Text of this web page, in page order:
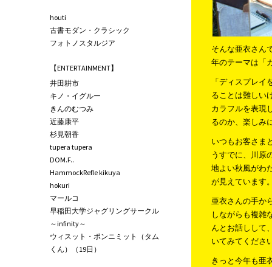
そんな亜衣さん
年のテーマは「
「ディスプレ
ることは難しい
カラフルを表現
るのか、楽しみ
いつもお客さま
うすでに、川原
地よい秋風がわ
が見えています
亜衣さんの手か
しながらも複雑
んとお話しして
いてみてくださ
きっと今年も亜
houti
古書モダン・クラシック
フォトノスタルジア
【ENTERTAINMENT】
井田耕市
キノ・イグルー
きんのむつみ
近藤康平
杉見朝香
tupera tupera
DOM.F..
HammockRefle kikuya
hokuri
マールコ
早稲田大学ジャグリングサークル
～infinity～
ウィスット・ポンニミット（タム
くん）（19日）